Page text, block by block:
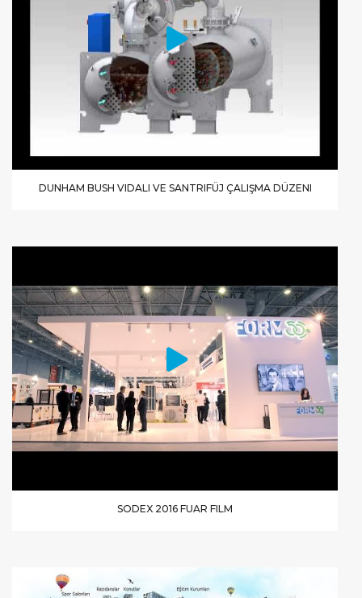
DUNHAM BUSH VIDALI VE SANTRIFÜJ ÇALIŞMA DÜZENI
SODEX 2016 FUAR FILM